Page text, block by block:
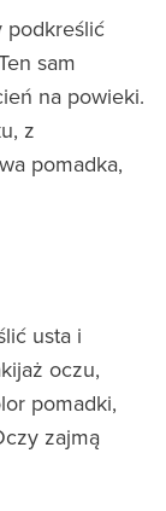
podkreślić
sam
na powieki.
z
pomadka,
usta i
oczu,
pomadki,
zajmą